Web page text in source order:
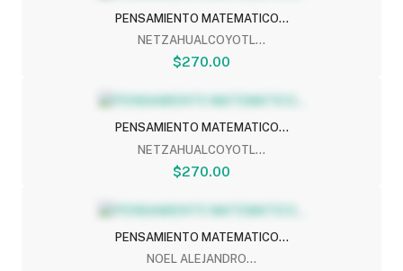
PENSAMIENTO MATEMATICO...
NETZAHUALCOYOTL...
$270.00
PENSAMIENTO MATEMATICO...
NETZAHUALCOYOTL...
$270.00
PENSAMIENTO MATEMATICO...
NOEL ALEJANDRO...